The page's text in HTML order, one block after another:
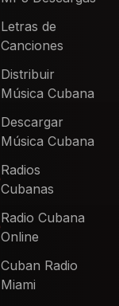
Letras de
Canciones
Distribuir
Música Cubana
Descargar
Música Cubana
Radios
Cubanas
Radio Cubana
Online
Cuban Radio
Miami